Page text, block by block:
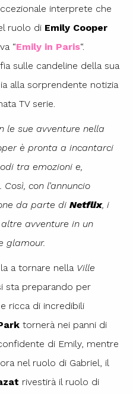
interprete che
ruolo di Emily Cooper
“Emily in Paris“.
sulle candeline della sua
alla sorprendente notizia
TV serie.
le sue avventure nella
è pronta a incantarci
tra emozioni e,
con l’annuncio
da parte di Netflix, i
avventure in un
glamour.
a tornare nella Ville
sta preparando per
ricca di incredibili
tornerà nei panni di
di Emily, mentre
nel ruolo di Gabriel, il
rivestirà il ruolo di